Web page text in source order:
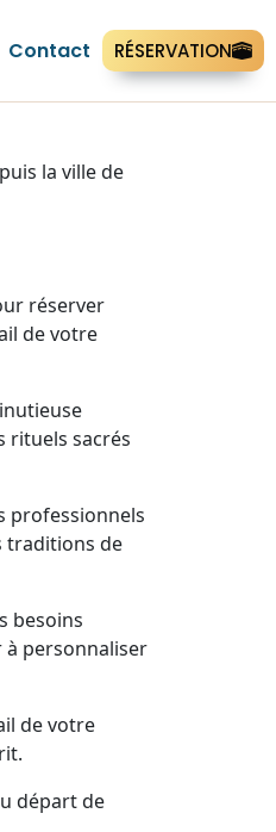
Contact RÉSERVATION
la ville de
réserver
de votre
rituels sacrés
professionnels
traditions de
besoins
à personnaliser
de votre
départ de